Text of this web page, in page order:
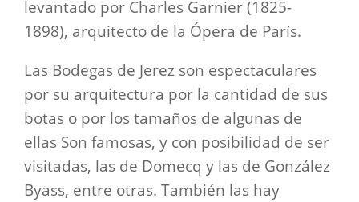
levantado por Charles Garnier (1825-
1898), arquitecto de la Ópera de París.
Las Bodegas de Jerez son espectaculares
por su arquitectura por la cantidad de sus
botas o por los tamaños de algunas de
ellas Son famosas, y con posibilidad de ser
visitadas, las de Domecq y las de González
Byass, entre otras. También las hay